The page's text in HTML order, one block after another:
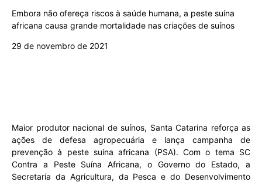
Embora não ofereça riscos à saúde humana, a peste suína
africana causa grande mortalidade nas criações de suínos
29 de novembro de 2021
Maior produtor nacional de suínos, Santa Catarina reforça as
ações de defesa agropecuária e lança campanha de
prevenção à peste suína africana (PSA). Com o tema SC
Contra a Peste Suína Africana, o Governo do Estado, a
Secretaria da Agricultura, da Pesca e do Desenvolvimento